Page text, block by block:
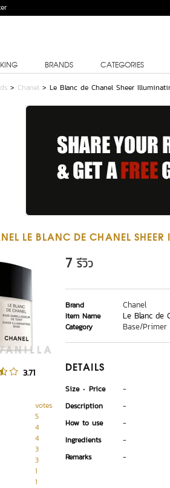
BRANDS CATEGORIES
> Chanel > Le Blanc de Chanel Sheer
LE BLANC DE CHANEL SHEER
3.71
votes
5
4
4
3
3
1
1
7 รีวิว
Brand Chanel
Item Name Le Blanc de
Category Base/Primer
DETAILS
Size Price
-
Description
-
How to use
-
Ingredients
-
Remarks
-